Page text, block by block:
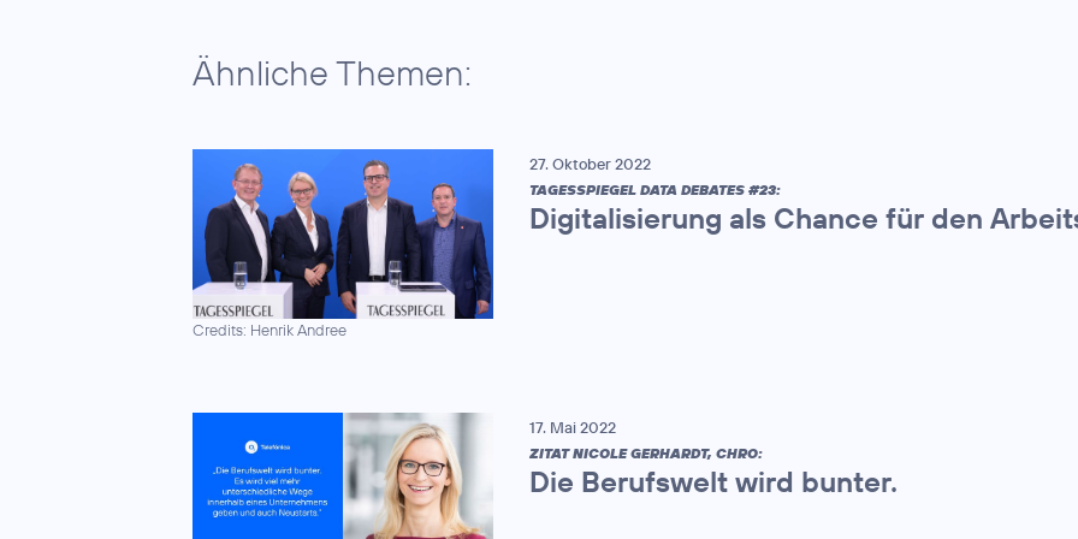
Ähnliche Themen:
Credits: Henrik Andree
27. Oktober 2022
TAGESSPIEGEL DATA DEBATES #23:
Digitalisierung als Chance für den
17. Mai 2022
ZITAT NICOLE GERHARDT, CHRO:
Die Berufswelt wird bunter.